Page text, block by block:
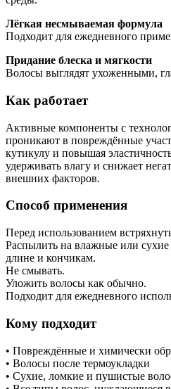
Лёгкая несмываемая формула
Подходит для ежедневного
Придание блеска и мягкости
Волосы выглядят ухоженными,
Как работает
Активные компоненты с
проникают в повреждённые
кутикулу и повышая
удерживать влагу и снижает
внешних факторов.
Способ применения
Перед использованием
Распылить на влажные или
длине и кончикам.
Не смывать.
Уложить волосы как обычно.
Подходит для ежедневного
Кому подходит
• Повреждённые и химически
• Волосы после термоукладки
• Сухие, ломкие и пушистые